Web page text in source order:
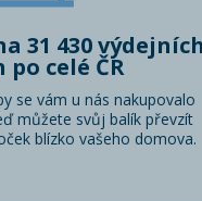
31 430 výdejních
po celé ČR
se vám u nás nakupovalo
můžete svůj balík převzít
blízko vašeho domova.